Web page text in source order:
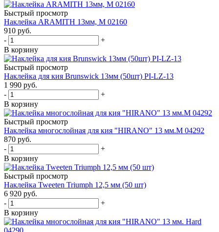
Быстрый просмотр
Наклейка ARAMITH 13мм, М 02160
910 руб.
-
+
В корзину
Быстрый просмотр
Наклейка для кия Brunswick 13мм (50шт) PI-LZ-13
1 990 руб.
-
+
В корзину
Быстрый просмотр
Наклейка многослойная для кия "HIRANO" 13 мм.М 04292
870 руб.
-
+
В корзину
Быстрый просмотр
Наклейка Tweeten Triumph 12,5 мм (50 шт)
6 920 руб.
-
+
В корзину